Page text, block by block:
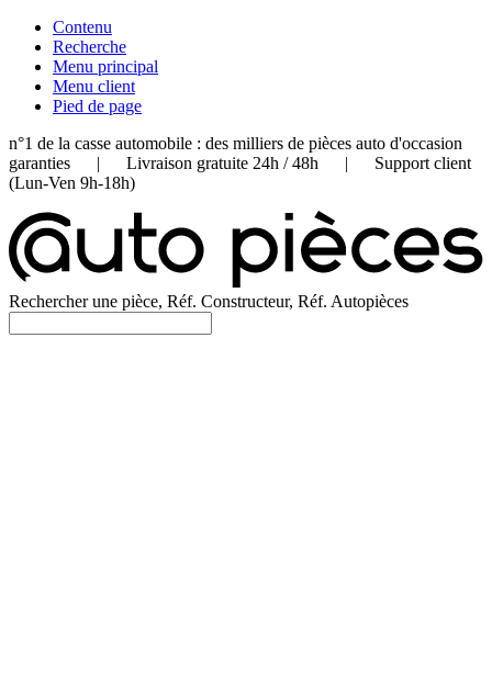
Contenu
Recherche
Menu principal
Menu client
Pied de page
n°1 de la casse automobile : des milliers de pièces auto d'occasion
garanties | Livraison gratuite 24h / 48h | Support client
(Lun-Ven 9h-18h)
Rechercher une pièce, Réf. Constructeur, Réf. Autopièces